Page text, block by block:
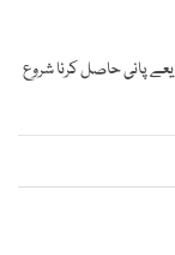
پانی حاصل کرنا شروع